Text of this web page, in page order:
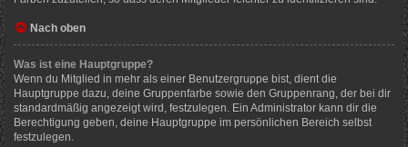
Nach oben
Was ist eine Hauptgruppe?
Wenn du Mitglied in mehr als einer Benutzergruppe bist, dient die
Hauptgruppe dazu, deine Gruppenfarbe sowie den Gruppenrang, der bei dir
standardmäßig angezeigt wird, festzulegen. Ein Administrator kann dir die
Berechtigung geben, deine Hauptgruppe im persönlichen Bereich selbst
festzulegen.